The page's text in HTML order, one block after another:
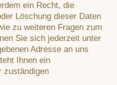
ein Recht, die
Löschung dieser Daten
zu weiteren Fragen zum
Sie sich jederzeit unter
Adresse an uns
Ihnen ein
zuständigen